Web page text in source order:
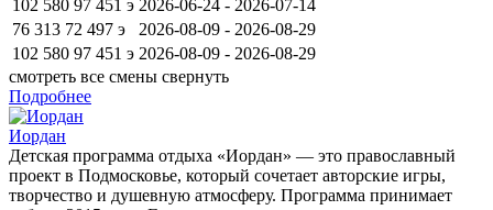
102 580 97 451 э 2026-06-24 - 2026-07-14
76 313 72 497 э
2026-08-09 - 2026-08-29
102 580 97 451 э 2026-08-09 - 2026-08-29
смотреть все смены свернуть
Подробнее
Иордан
Детская программа отдыха «Иордан» — это православный
проект в Подмосковье, который сочетает авторские игры,
творчество и душевную атмосферу. Программа принимает